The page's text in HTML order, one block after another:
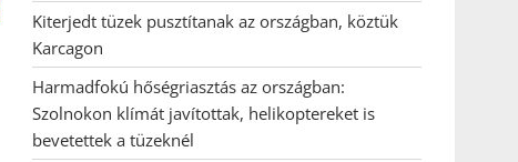
Kiterjedt tüzek pusztítanak az országban, köztük
Karcagon
Harmadfokú hőségriasztás az országban:
Szolnokon klímát javítottak, helikoptereket is
bevetettek a tüzeknél